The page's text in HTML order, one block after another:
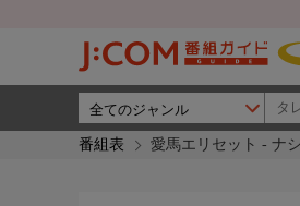
番組表 愛馬エリセット - ナ